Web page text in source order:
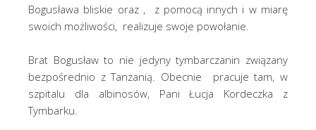
Bogusława bliskie oraz , z pomocą innych i w miarę
swoich możliwości, realizuje swoje powołanie.
Brat Bogusław to nie jedyny tymbarczanin związany
bezpośrednio z Tanzanią. Obecnie pracuje tam, w
szpitalu dla albinosów, Pani Łucja Kordeczka z
Tymbarku.